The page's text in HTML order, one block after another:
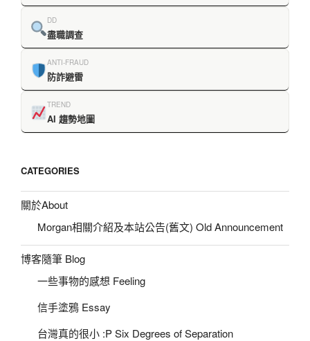
DD
盡職調查
ANTI-FRAUD
防詐避雷
TREND
AI 趨勢地圖
CATEGORIES
關於About
Morgan相關介紹及本站公告(舊文) Old Announcement
博客隨筆 Blog
一些事物的感想 Feeling
信手塗鴉 Essay
台灣真的很小 :P Six Degrees of Separation